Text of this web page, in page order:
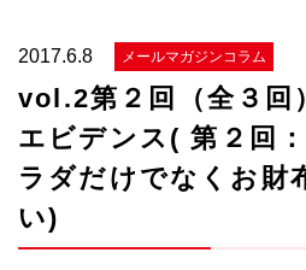
2017.6.8 メールマガジンコラム
vol.2第２回（全３回
エビデンス( 第２回
ラダだけでなくお財
い)